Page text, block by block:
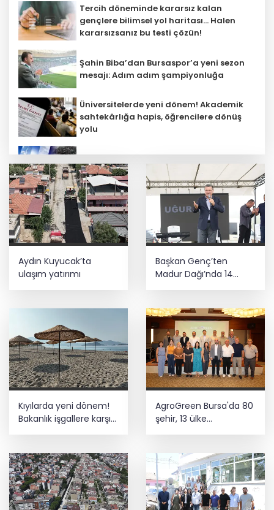
Tercih döneminde kararsız kalan
gençlere bilimsel yol haritası... Halen
kararsızsanız bu testi çözün!
Şahin Biba’dan Bursaspor’a yeni sezon
mesajı: Adım adım şampiyonluğa
Üniversitelerde yeni dönem! Akademik
sahtekârlığa hapis, öğrencilere dönüş
yolu
rüzgar alarmı!
Galatasaray tribün liderine gözaltı
talimatı
Büyükelçiliklerde değişim... 4 ülkeye yeni
atama
Aydın Kuyucak’ta
ulaşım yatırımı
Başkan Genç’ten
Madur Dağı’nda 14
Kıyılarda yeni dönem!
Bakanlık işgallere karşı
devrede
AgroGreen Bursa'da 80
şehir, 13 ülke
ağırlayacak